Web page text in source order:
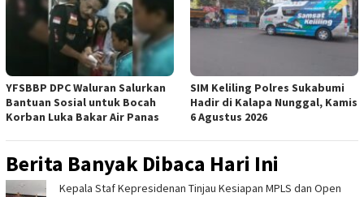
YFSBBP DPC Waluran Salurkan
Bantuan Sosial untuk Bocah
Korban Luka Bakar Air Panas
SIM Keliling Polres Sukabumi
Hadir di Kalapa Nunggal, Kamis
6 Agustus 2026
Berita Banyak Dibaca Hari Ini
Kepala Staf Kepresidenan Tinjau Kesiapan MPLS dan Open